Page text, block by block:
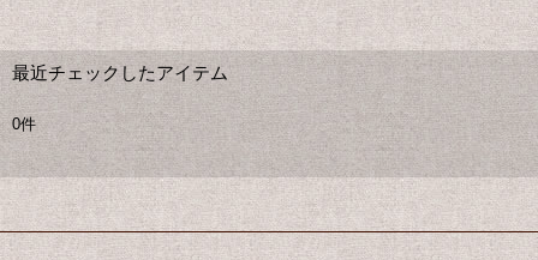
最近チェックしたアイテム
0件